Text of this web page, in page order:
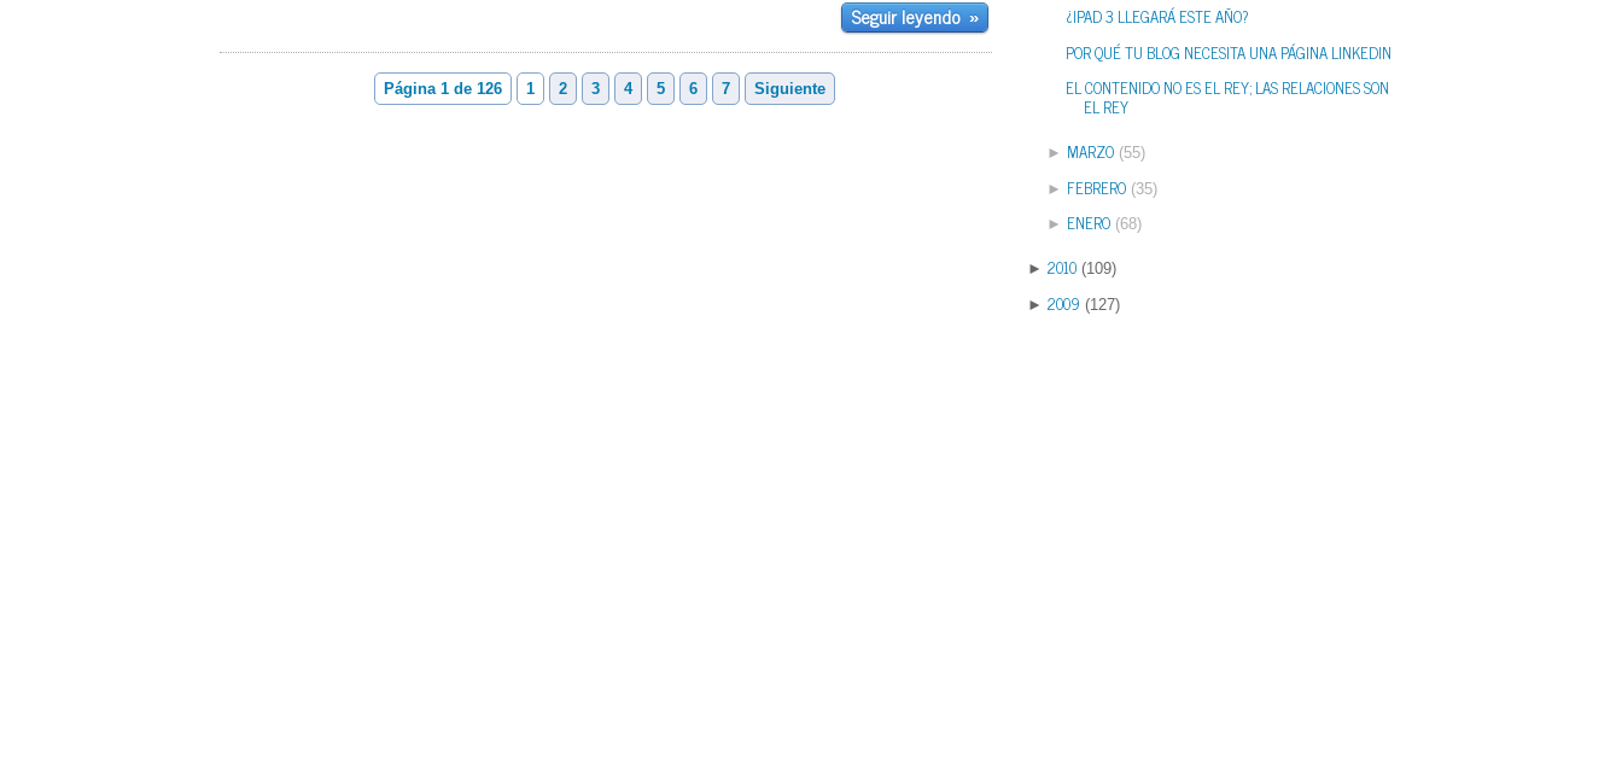
Seguir leyendo »
Página 1 de 126 1 2 3 4 5 6 7 Siguiente
¿IPAD 3 LLEGARÁ ESTE AÑO?
POR QUÉ TU BLOG NECESITA UNA PÁGINA LINKEDIN
EL CONTENIDO NO ES EL REY; LAS RELACIONES SON
EL REY
► MARZO (55)
► FEBRERO (35)
► ENERO (68)
► 2010 (109)
► 2009 (127)